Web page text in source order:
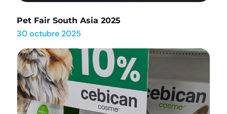
30 octubre 2025
Pet Fair South Asia 2025